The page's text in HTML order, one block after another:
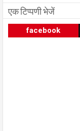
एक टिप्पणी भेजें
facebook